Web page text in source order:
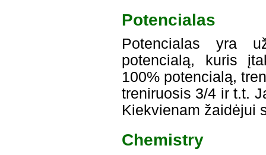
Potencialas
Potencialas yra
potencialą, kuris
100% potencialą,
treniruosis 3/4 ir t.t.
Kiekvienam žaidėjui
Chemistry